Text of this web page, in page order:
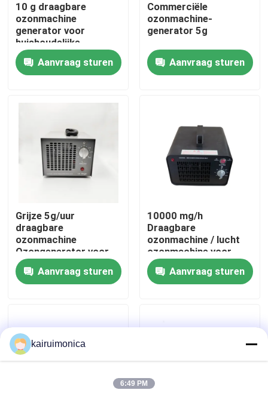
Thuis
VR toon
Fabrieksreis
Kwaliteitscontrole
Nieuws
Verzoek om een Citaat
10 g draagbare
ozonmachine
generator voor
huishoudelijke
rookgeur CE
goedgekeurd
Aanvraag sturen
Commerciële
ozonmachine-
generator 5g
Aanvraag sturen
Grijze 5g/uur
draagbare
ozonmachine
Ozongenerator voor
kleine huishoudens
Aanvraag sturen
10000 mg/h
Draagbare
ozonmachine / lucht
ozonmachine voor
mistige kelder
geurverwijder
Aanvraag sturen
kairuimonica
6:49 PM